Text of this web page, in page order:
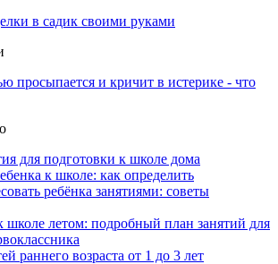
в садик своими руками
просыпается и кричит в истерике - что
для подготовки к школе дома
к школе: как определить
ребёнка занятиями: советы
школе летом: подробный план занятий для
раннего возраста от 1 до 3 лет